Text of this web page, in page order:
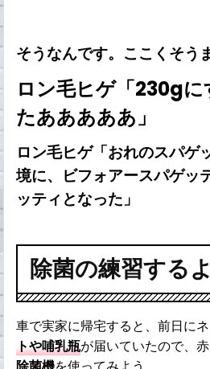
そうなんです。ここくそう
ロン毛ヒゲ「230g
たあああああ」
ロン毛ヒゲ「おれのスパゲ
境に、ビフォアースパゲッ
ッティとなった」
除菌の練習するよ
車で実家に帰宅すると、前日に
トや哺乳瓶が届いていたので、